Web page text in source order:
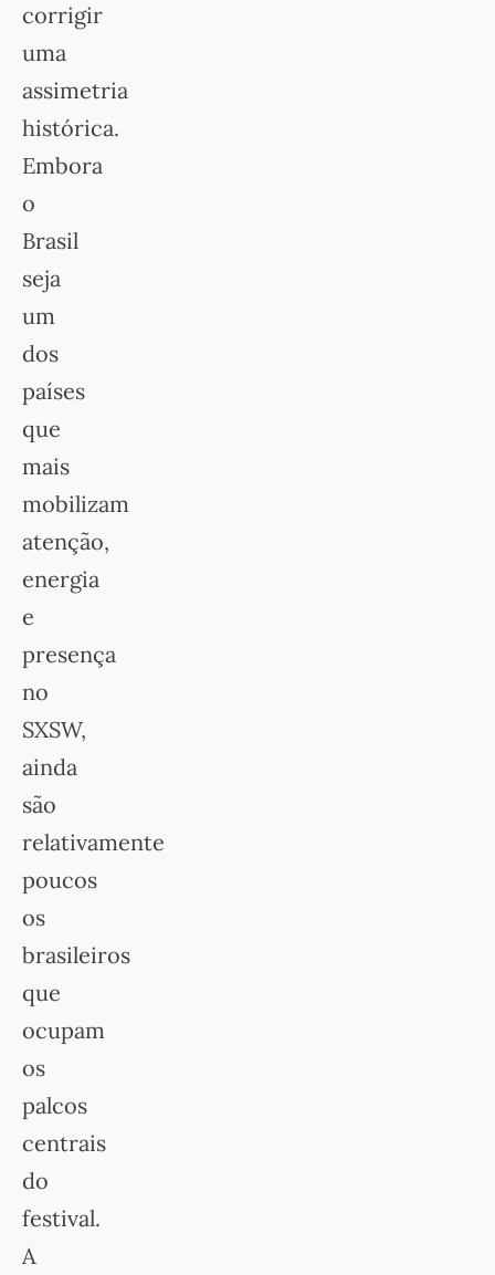
corrigir
uma
assimetria
histórica.
Embora
o
Brasil
seja
um
dos
países
que
mais
mobilizam
atenção,
energia
e
presença
no
SXSW,
ainda
são
relativamente
poucos
os
brasileiros
que
ocupam
os
palcos
centrais
do
festival.
A